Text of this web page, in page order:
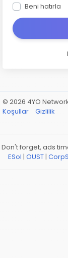
Beni hatırla
© 2026 4YO
Koşullar
Gizlilik
Don't forget, ads
ESol | OUST|